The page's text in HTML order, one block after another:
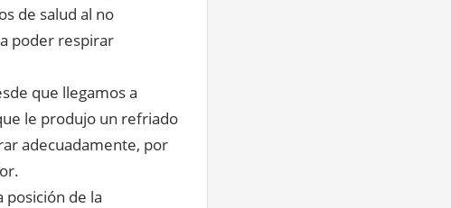
de salud al no
poder respirar
que llegamos a
le produjo un refriado
adecuadamente, por
posición de la